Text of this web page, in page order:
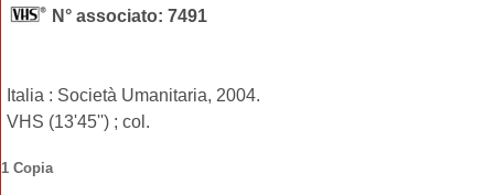
N° associato: 7491
Italia : Società Umanitaria, 2004.
VHS (13'45'') ; col.
1 Copia